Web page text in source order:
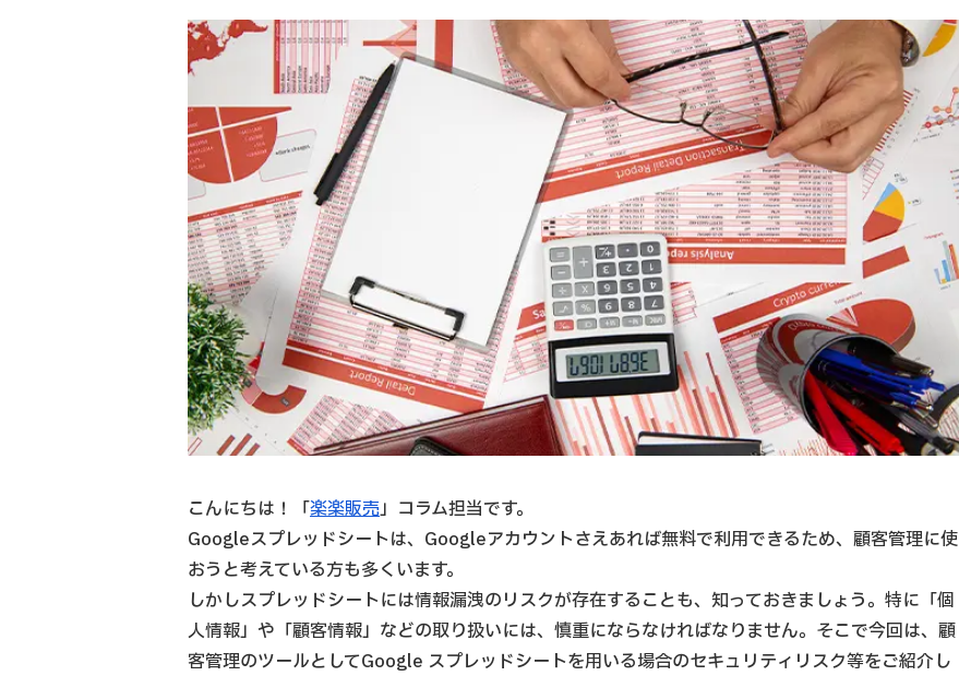
こんにちは！「楽楽販売」コラム担当です。
Googleスプレッドシートは、Googleアカウントさえあれば無料で利用できるため、顧客管理に使
おうと考えている方も多くいます。
しかしスプレッドシートには情報漏洩のリスクが存在することも、知っておきましょう。特に「個
人情報」や「顧客情報」などの取り扱いには、慎重にならなければなりません。そこで今回は、顧
客管理のツールとしてGoogle スプレッドシートを用いる場合のセキュリティリスク等をご紹介し